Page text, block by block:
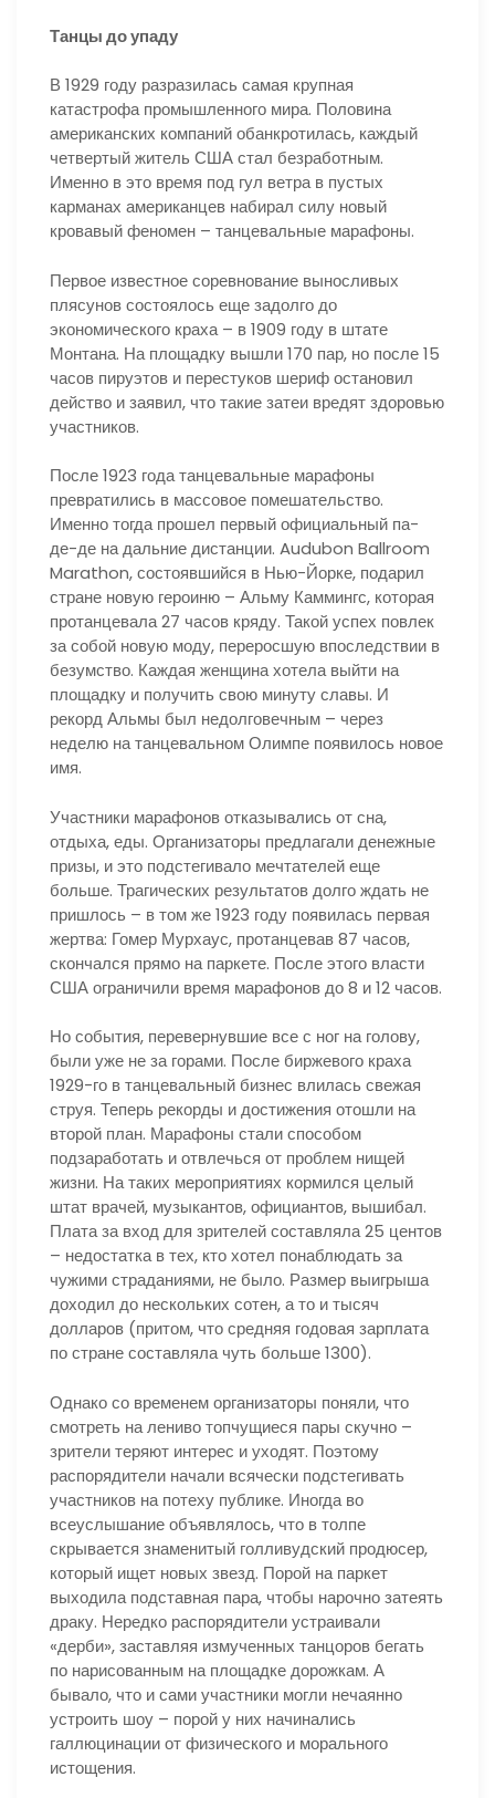
Танцы до упаду
В 1929 году разразилась самая крупная
катастрофа промышленного мира. Половина
американских компаний обанкротилась, каждый
четвертый житель США стал безработным.
Именно в это время под гул ветра в пустых
карманах американцев набирал силу новый
кровавый феномен – танцевальные марафоны.
Первое известное соревнование выносливых
плясунов состоялось еще задолго до
экономического краха – в 1909 году в штате
Монтана. На площадку вышли 170 пар, но после 15
часов пируэтов и перестуков шериф остановил
действо и заявил, что такие затеи вредят здоровью
участников.
После 1923 года танцевальные марафоны
превратились в массовое помешательство.
Именно тогда прошел первый официальный па-
де-де на дальние дистанции. Audubon Ballroom
Marathon, состоявшийся в Нью-Йорке, подарил
стране новую героиню – Альму Каммингс, которая
протанцевала 27 часов кряду. Такой успех повлек
за собой новую моду, переросшую впоследствии в
безумство. Каждая женщина хотела выйти на
площадку и получить свою минуту славы. И
рекорд Альмы был недолговечным – через
неделю на танцевальном Олимпе появилось новое
имя.
Участники марафонов отказывались от сна,
отдыха, еды. Организаторы предлагали денежные
призы, и это подстегивало мечтателей еще
больше. Трагических результатов долго ждать не
пришлось – в том же 1923 году появилась первая
жертва: Гомер Мурхаус, протанцевав 87 часов,
скончался прямо на паркете. После этого власти
США ограничили время марафонов до 8 и 12 часов.
Но события, перевернувшие все с ног на голову,
были уже не за горами. После биржевого краха
1929-го в танцевальный бизнес влилась свежая
струя. Теперь рекорды и достижения отошли на
второй план. Марафоны стали способом
подзаработать и отвлечься от проблем нищей
жизни. На таких мероприятиях кормился целый
штат врачей, музыкантов, официантов, вышибал.
Плата за вход для зрителей составляла 25 центов
– недостатка в тех, кто хотел понаблюдать за
чужими страданиями, не было. Размер выигрыша
доходил до нескольких сотен, а то и тысяч
долларов (притом, что средняя годовая зарплата
по стране составляла чуть больше 1300).
Однако со временем организаторы поняли, что
смотреть на лениво топчущиеся пары скучно –
зрители теряют интерес и уходят. Поэтому
распорядители начали всячески подстегивать
участников на потеху публике. Иногда во
всеуслышание объявлялось, что в толпе
скрывается знаменитый голливудский продюсер,
который ищет новых звезд. Порой на паркет
выходила подставная пара, чтобы нарочно затеять
драку. Нередко распорядители устраивали
«дерби», заставляя измученных танцоров бегать
по нарисованным на площадке дорожкам. А
бывало, что и сами участники могли нечаянно
устроить шоу – порой у них начинались
галлюцинации от физического и морального
истощения.